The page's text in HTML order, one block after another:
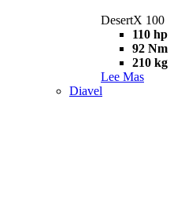
DesertX 100
110 hp
92 Nm
210 kg
Lee Mas
Diavel